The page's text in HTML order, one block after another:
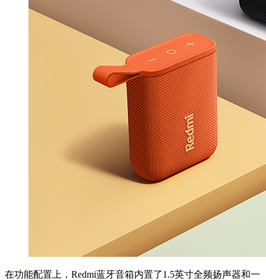
在功能配置上，Redmi蓝牙音箱内置了1.5英寸全频扬声器和一